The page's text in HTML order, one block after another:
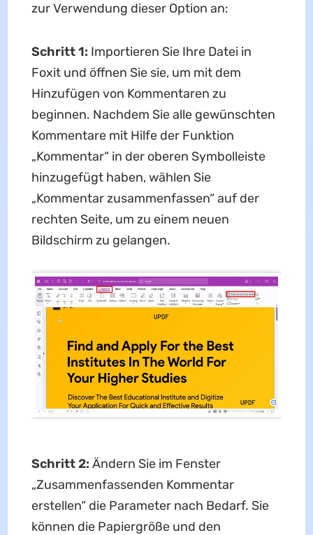
zur Verwendung dieser Option an:
Schritt 1: Importieren Sie Ihre Datei in
Foxit und öffnen Sie sie, um mit dem
Hinzufügen von Kommentaren zu
beginnen. Nachdem Sie alle gewünschten
Kommentare mit Hilfe der Funktion
„Kommentar“ in der oberen Symbolleiste
hinzugefügt haben, wählen Sie
„Kommentar zusammenfassen“ auf der
rechten Seite, um zu einem neuen
Bildschirm zu gelangen.
Schritt 2: Ändern Sie im Fenster
„Zusammenfassenden Kommentar
erstellen“ die Parameter nach Bedarf. Sie
können die Papiergröße und den